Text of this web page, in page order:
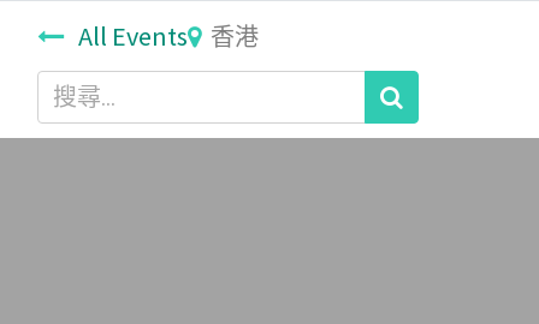
All Events 香港